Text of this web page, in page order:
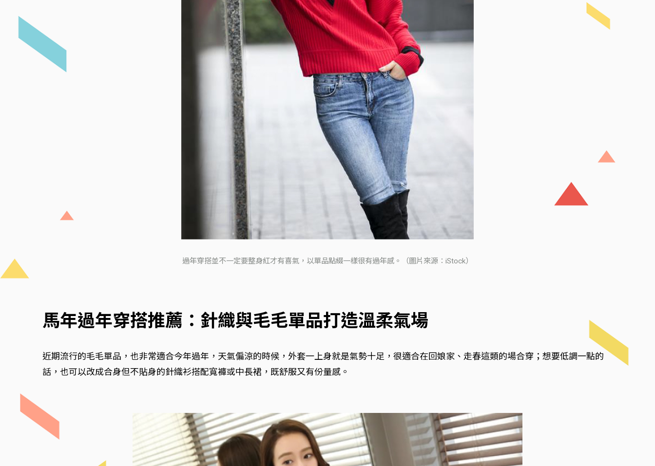
過年穿搭並不一定要整身紅才有喜氣，以單品點綴一樣很有過年感。（圖片來源：iStock）
馬年過年穿搭推薦：針織與毛毛單品打造溫柔氣場
近期流行的毛毛單品，也非常適合今年過年，天氣偏涼的時候，外套一上身就是氣勢十足，很適合在回娘家、走春這類的場合穿；想要低調一點的
話，也可以改成合身但不貼身的針織衫搭配寬褲或中長裙，既舒服又有份量感。